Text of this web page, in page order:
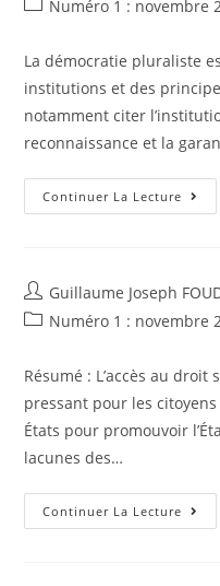
1996
PostNuméro 1 : novembre
La démocratie pluraliste
institutions et des
notamment citer
reconnaissance et la
Continuer La Lecture Les
Auteur/autrice
de
Guillaume Joseph
PostNuméro 1 : novembre
Résumé : L’accès au
pressant pour les
États pour promouvoir
lacunes des…
Continuer La Lecture
Au